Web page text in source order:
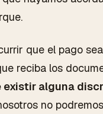
que el pago
reciba los
existir alguna
no